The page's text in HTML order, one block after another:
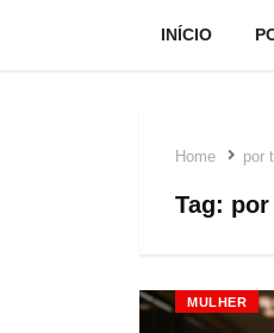
INÍCIO
Home por
Tag:
MULHER